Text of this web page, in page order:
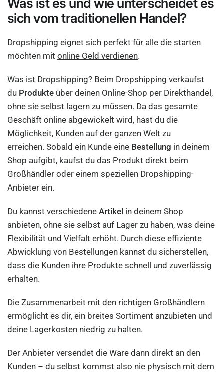
sich vom traditionellen Handel?
Dropshipping eignet sich perfekt für alle die starten
möchten mitonline Geld verdienen.
Was ist Dropshipping? Beim Dropshipping verkaufst
du Produkte über deinen Online-Shop per Direkthandel,
ohne sie selbst lagern zu müssen. Da das gesamte
Geschäft online abgewickelt wird, hast du die
Möglichkeit, Kunden auf der ganzen Welt zu
erreichen. Sobald ein Kunde eine Bestellung in deinem
Shop aufgibt, kaufst du das Produkt direkt beim
Großhändler oder einem speziellen Dropshipping-
Anbieter ein.
Du kannst verschiedeneArtikel in deinem Shop
anbieten, ohne sie selbst auf Lager zu haben, was deine
Flexibilität und Vielfalt erhöht. Durch diese effiziente
Abwicklung von Bestellungen kannst du sicherstellen,
dass die Kunden ihre Produkte schnell und zuverlässig
erhalten.
Die Zusammenarbeit mit den richtigen Großhändlern
ermöglicht es dir, ein breites Sortiment anzubieten und
deine Lagerkosten niedrig zu halten.
Der Anbieter versendet die Ware dann direkt an den
Kunden – du selbst kommst also nie physisch mit dem